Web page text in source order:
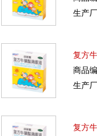
生产
复方
商品
生产
复方